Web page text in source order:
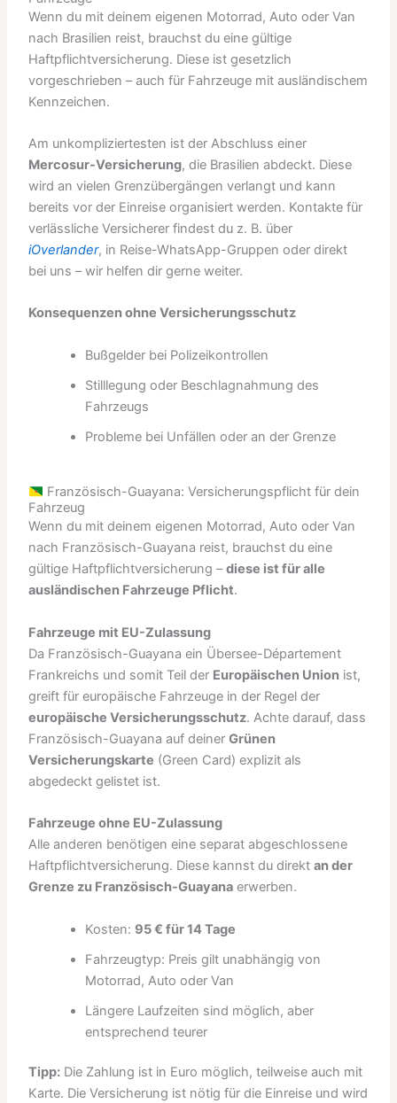
Wenn du mit deinem eigenen Motorrad, Auto oder Van
nach Brasilien reist, brauchst du eine gültige
Haftpflichtversicherung. Diese ist gesetzlich
vorgeschrieben – auch für Fahrzeuge mit ausländischem
Kennzeichen.
Am unkompliziertesten ist der Abschluss einer
Mercosur-Versicherung, die Brasilien abdeckt. Diese
wird an vielen Grenzübergängen verlangt und kann
bereits vor der Einreise organisiert werden. Kontakte für
verlässliche Versicherer findest du z. B. über
iOverlander, in Reise-WhatsApp-Gruppen oder direkt
bei uns – wir helfen dir gerne weiter.
Konsequenzen ohne Versicherungsschutz
Bußgelder bei Polizeikontrollen
Stilllegung oder Beschlagnahmung des
Fahrzeugs
Probleme bei Unfällen oder an der Grenze
Französisch-Guayana: Versicherungspflicht für dein
Fahrzeug
Wenn du mit deinem eigenen Motorrad, Auto oder Van
nach Französisch-Guayana reist, brauchst du eine
gültige Haftpflichtversicherung –diese ist für alle
ausländischen Fahrzeuge Pflicht.
Fahrzeuge mit EU-Zulassung
Da Französisch-Guayana ein Übersee-Département
Frankreichs und somit Teil der Europäischen Union ist,
greift für europäische Fahrzeuge in der Regel der
europäische Versicherungsschutz. Achte darauf, dass
Französisch-Guayana auf deinerGrünen
Versicherungskarte (Green Card) explizit als
abgedeckt gelistet ist.
Fahrzeuge ohne EU-Zulassung
Alle anderen benötigen eine separat abgeschlossene
Haftpflichtversicherung. Diese kannst du direktan der
Grenze zu Französisch-Guayana erwerben.
Kosten: 95 € für 14 Tage
Fahrzeugtyp: Preis gilt unabhängig von
Motorrad, Auto oder Van
Längere Laufzeiten sind möglich, aber
entsprechend teurer
Tipp: Die Zahlung ist in Euro möglich, teilweise auch mit
Karte. Die Versicherung ist nötig für die Einreise und wird